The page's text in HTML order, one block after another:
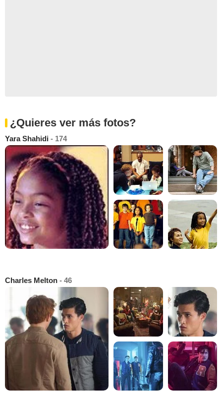
¿Quieres ver más fotos?
Yara Shahidi - 174
Charles Melton - 46